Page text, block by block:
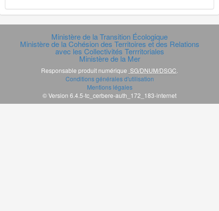
Ministère de la Transition Écologique
Ministère de la Cohésion des Territoires et des Relations
avec les Collectivités Terrritoriales
Ministère de la Mer
Responsable produit numérique SG/DNUM/DSGC.
Conditions générales d'utilisation
Mentions légales
© Version 6.4.5-tc_cerbere-auth_172_183-internet